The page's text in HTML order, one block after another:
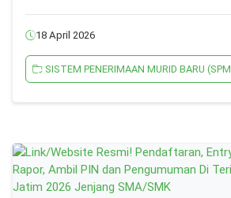
18 April 2026
SISTEM PENERIMAAN MURID BARU